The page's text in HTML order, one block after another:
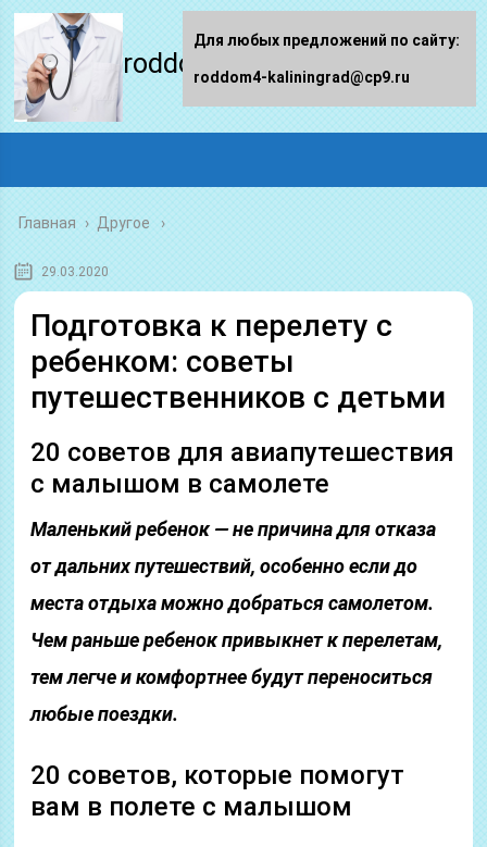
roddom4-kaliningrad.ru
Главная › Другое
29.03.2020
Подготовка к перелету с
ребенком: советы
путешественников с детьми
20 советов для авиапутешествия
с малышом в самолете
Маленький ребенок — не причина для отказа
от дальних путешествий, особенно если до
места отдыха можно добраться самолетом.
Чем раньше ребенок привыкнет к перелетам,
тем легче и комфортнее будут переноситься
любые поездки.
20 советов, которые помогут
вам в полете с малышом
Для любых предложений по сайту:
roddom4-kaliningrad@cp9.ru